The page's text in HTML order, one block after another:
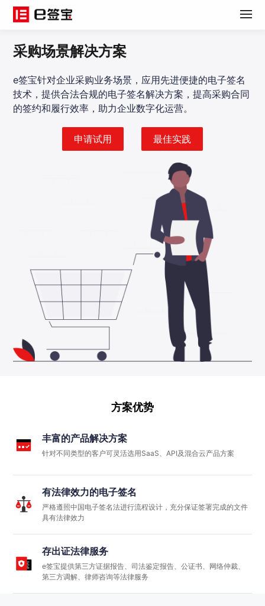
采购场景解决方案
e签宝针对企业采购业务场景，应用先进便捷的电子签名
技术，提供合法合规的电子签名解决方案，提高采购合同
的签约和履行效率，助力企业数字化运营。
申请试用 最佳实践
方案优势
丰富的产品解决方案
针对不同类型的客户可灵活选用SaaS、API及混合云产品方案
有法律效力的电子签名
严格遵照中国电子签名法进行流程设计，充分保证签署完成的文件
具有法律效力
存出证法律服务
e签宝提供第三方证据报告、司法鉴定报告、公证书、网络仲裁、
第三方调解、律师咨询等法律服务